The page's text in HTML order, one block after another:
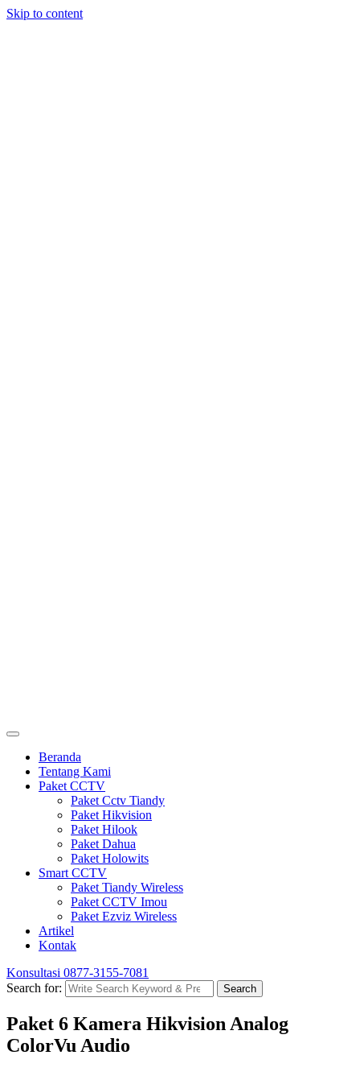
Skip to content
Beranda
Tentang Kami
Paket CCTV
Paket Cctv Tiandy
Paket Hikvision
Paket Hilook
Paket Dahua
Paket Holowits
Smart CCTV
Paket Tiandy Wireless
Paket CCTV Imou
Paket Ezviz Wireless
Artikel
Kontak
Konsultasi 0877-3155-7081
Search for:
Search
Paket 6 Kamera Hikvision Analog
ColorVu Audio